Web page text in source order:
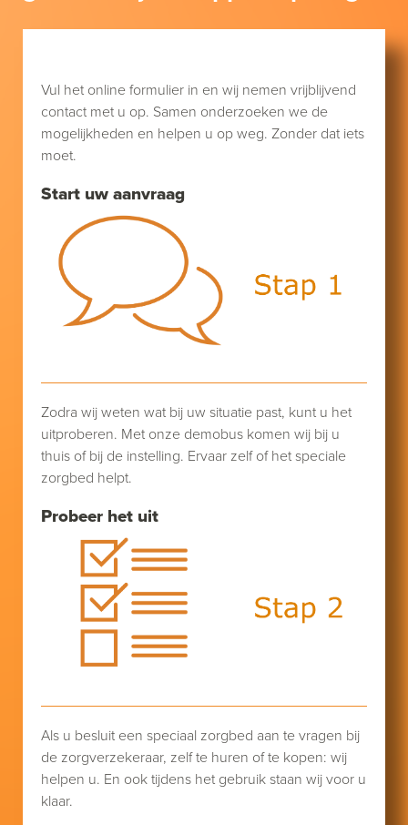
Breedte (cm):
Handmatig bedienbaar:
Automatisch instelbaar:
Houten ombouw:
Elektrisch verstelbaar:
Maximale belasting (kg):
Maximale gebruikersgewicht(kg):
Pluspunten
Cliënt hoeft niet te worden aangeraakt.
Optimaal verzorgen van patiënten.
Start uw aanvraag
Vul het online formulier in en wij nemen vrijblijvend
contact met u op. Samen onderzoeken we de
mogelijkheden en helpen u op weg. Zonder dat iets
moet.
Probeer het uit
Zodra wij weten wat bij uw situatie past, kunt u het
uitproberen. Met onze demobus komen wij bij u
thuis of bij de instelling. Ervaar zelf of het speciale
zorgbed helpt.
Als u besluit een speciaal zorgbed aan te vragen bij
de zorgverzekeraar, zelf te huren of te kopen: wij
helpen u. En ook tijdens het gebruik staan wij voor u
klaar.